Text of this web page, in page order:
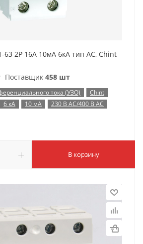
2P 16А 10мА 6кА тип AC, Chint
Поставщик 458 шт
тока (УЗО)
Chint
6 кА 10 мА 230 В AC/400 В AC
В корзину